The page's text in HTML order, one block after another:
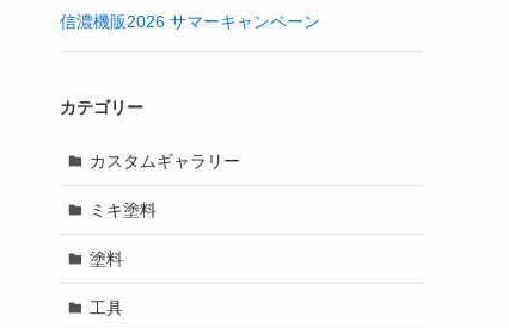
信濃機販2026 サマーキャンペーン
カテゴリー
カスタムギャラリー
ミキ塗料
塗料
工具